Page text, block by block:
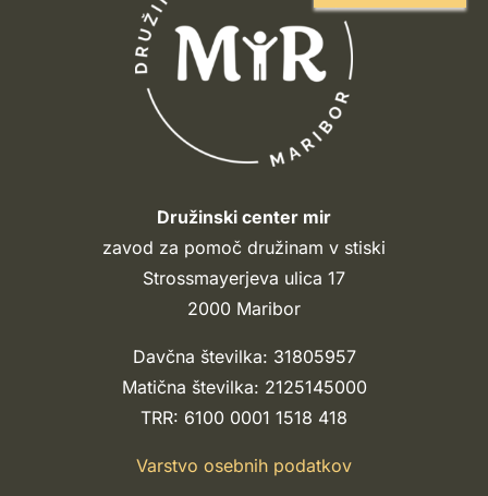
Družinski center mir
zavod za pomoč družinam v stiski
Strossmayerjeva ulica 17
2000 Maribor
Davčna številka: 31805957
Matična številka: 2125145000
TRR: 6100 0001 1518 418
Varstvo osebnih podatkov